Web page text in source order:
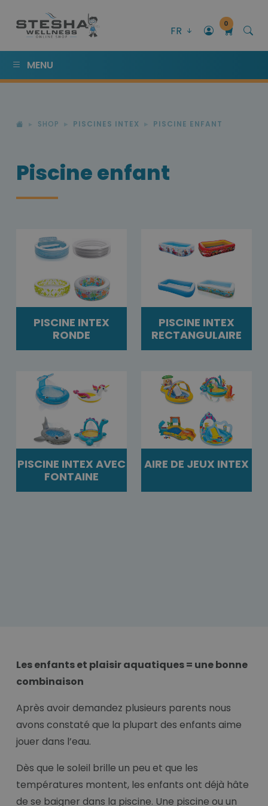
FR
0
MENU
SHOP PISCINES INTEX PISCINE ENFANT
Piscine enfant
PISCINE INTEX
RONDE
PISCINE INTEX
RECTANGULAIRE
PISCINE INTEX AVEC
FONTAINE
AIRE DE JEUX INTEX
Les enfants et plaisir aquatiques = une bonne
combinaison
Après avoir demandez plusieurs parents nous
avons constaté que la plupart des enfants aime
jouer dans l’eau.
Dès que le soleil brille un peu et que les
températures montent, les enfants ont déjà hâte
de se baigner dans la piscine. Une piscine ou un